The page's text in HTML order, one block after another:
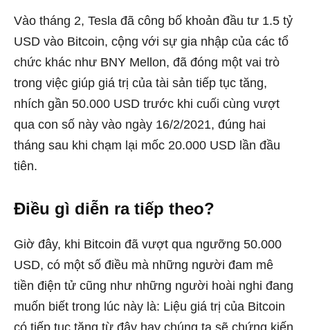
Vào tháng 2, Tesla đã công bố khoản đầu tư 1.5 tỷ
USD vào Bitcoin, cộng với sự gia nhập của các tổ
chức khác như BNY Mellon, đã đóng một vai trò
trong việc giúp giá trị của tài sản tiếp tục tăng,
nhích gần 50.000 USD trước khi cuối cùng vượt
qua con số này vào ngày 16/2/2021, đúng hai
tháng sau khi chạm lại mốc 20.000 USD lần đầu
tiên.
Điều gì diễn ra tiếp theo?
Giờ đây, khi Bitcoin đã vượt qua ngưỡng 50.000
USD, có một số điều mà những người đam mê
tiền điện tử cũng như những người hoài nghi đang
muốn biết trong lúc này là: Liệu giá trị của Bitcoin
có tiếp tục tăng từ đây hay chúng ta sẽ chứng kiến